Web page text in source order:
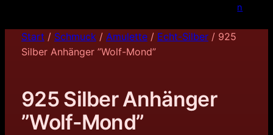
n
Start / Schmuck/ Amulette/ Echt-Silber/ 925
Silber Anhänger ”Wolf-Mond”
925 Silber Anhänger
”Wolf-Mond”